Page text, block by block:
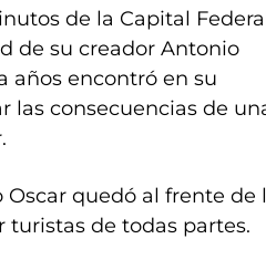
de la Capital
de su creador Antonio
años encontró en su
las consecuencias de
quedó al frente de
turistas de todas partes.